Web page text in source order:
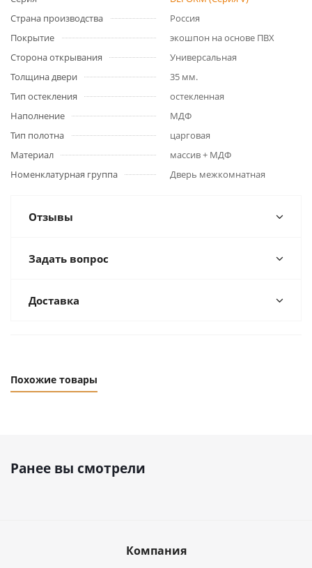
Страна производства
Россия
Покрытие
экошпон на основе ПВХ
Сторона открывания
Универсальная
Толщина двери
35 мм.
Тип остекления
остекленная
Наполнение
МДФ
Тип полотна
царговая
Материал
массив + МДФ
Номенклатурная группа
Дверь межкомнатная
Отзывы
Задать вопрос
Доставка
Похожие товары
Ранее вы смотрели
Компания